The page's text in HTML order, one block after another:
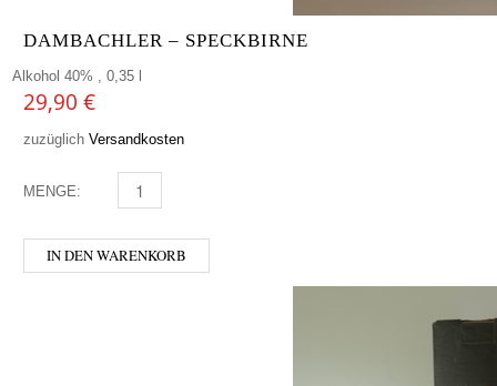
DAMBACHLER – SPECKBIRNE
Alkohol 40% , 0,35 l
29,90 €
zuzüglich Versandkosten
MENGE: DAMBACHLER - SPECKBIRNE MENGE
IN DEN WARENKORB